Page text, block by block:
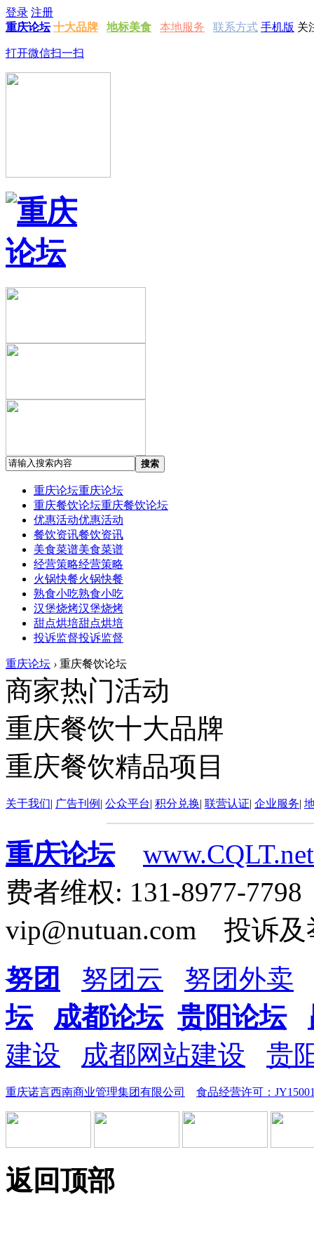
登录 注册
重庆论坛 十大品牌 地标美食 本地服务 联系方式 手机版 关
打开微信扫一扫
搜索
重庆论坛重庆论坛
重庆餐饮论坛重庆餐饮论坛
优惠活动优惠活动
餐饮资讯餐饮资讯
美食菜谱美食菜谱
经营策略经营策略
火锅快餐火锅快餐
熟食小吃熟食小吃
汉堡烧烤汉堡烧烤
甜点烘培甜点烘培
投诉监督投诉监督
重庆论坛 › 重庆餐饮论坛
商家热门活动
重庆餐饮十大品牌
重庆餐饮精品项目
关于我们| 广告刊例 | 公众平台| 积分兑换| 联营认证| 企业服务|
重庆论坛
www.CQLT.net
费者维权: 131-8977-
vip@nutuan.com 投诉及
努团
努团云
努团外卖
坛
成都论坛 贵阳论坛
建设
成都网站建设 贵
重庆诺言西南商业管理集团有限公司 食品经营许可：
返回顶部